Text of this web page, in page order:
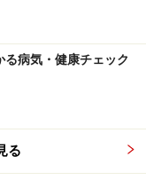
になる危険性は低
病気・健康チェック
る